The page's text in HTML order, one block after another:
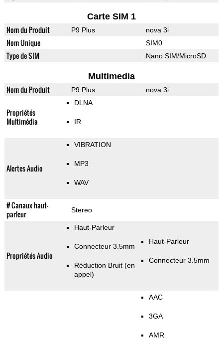
Carte SIM 1
Nom du Produit P9 Plus nova 3i
Nom Unique SIM0
Type de SIM Nano SIM/MicroSD
Multimedia
Nom du Produit P9 Plus nova 3i
Propriétés
Multimédia
DLNA
IR
Alertes Audio
VIBRATION
MP3
WAV
# Canaux haut-
parleur
Stereo
Propriétés Audio
Haut-Parleur
Connecteur 3.5mm
Réduction Bruit (en
appel)
Haut-Parleur
Connecteur 3.5mm
AAC
3GA
AMR